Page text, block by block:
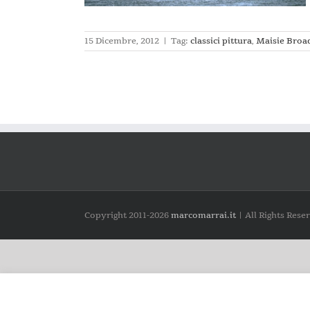
15 Dicembre, 2012 | Tag: classici pittura, Maisie
Copyright 2011-2026marcomarrai.it | All Rights